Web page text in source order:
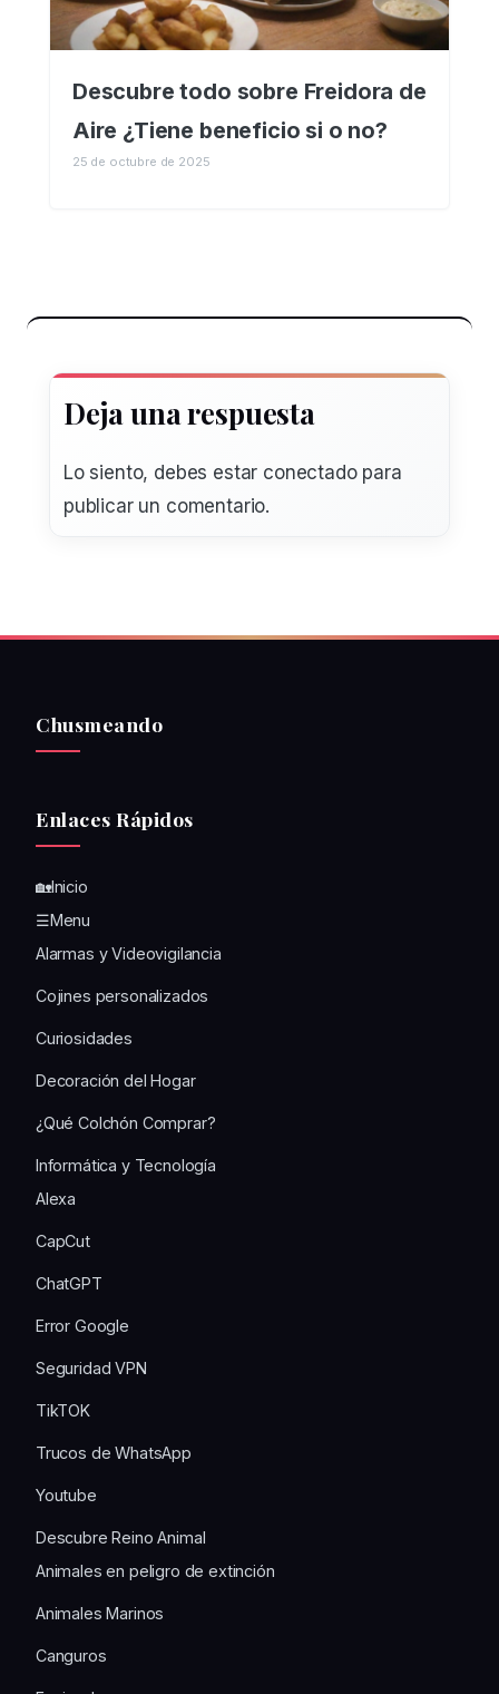
Descubre todo sobre Freidora de
Aire ¿Tiene beneficio si o no?
25 de octubre de 2025
Deja una respuesta
Lo siento, debes estar conectadopara
publicar un comentario.
Chusmeando
Enlaces Rápidos
🏡Inicio
☰Menu
Alarmas y Videovigilancia
Cojines personalizados
Curiosidades
Decoración del Hogar
¿Qué Colchón Comprar?
Informática y Tecnología
Alexa
CapCut
ChatGPT
Error Google
Seguridad VPN
TikTOK
Trucos de WhatsApp
Youtube
Descubre Reino Animal
Animales en peligro de extinción
Animales Marinos
Canguros